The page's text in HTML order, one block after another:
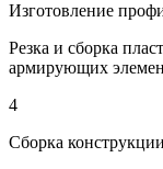
Изготовление
Резка и сборка
армирующих
4
Сборка конструкции